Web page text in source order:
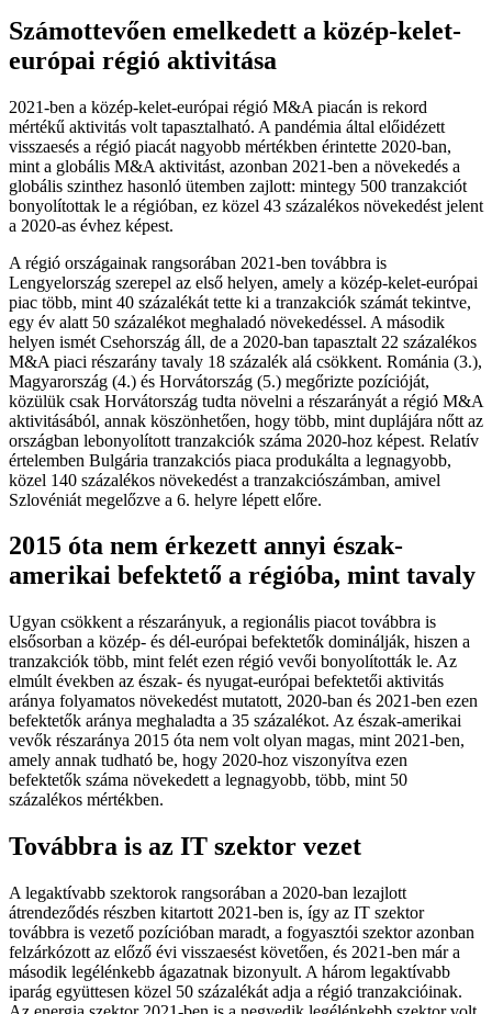
Számottevően emelkedett a közép-kelet-
európai régió aktivitása
2021-ben a közép-kelet-európai régió M&A piacán is rekord
mértékű aktivitás volt tapasztalható. A pandémia által előidézett
visszaesés a régió piacát nagyobb mértékben érintette 2020-ban,
mint a globális M&A aktivitást, azonban 2021-ben a növekedés a
globális szinthez hasonló ütemben zajlott: mintegy 500 tranzakciót
bonyolítottak le a régióban, ez közel 43 százalékos növekedést jelent
a 2020-as évhez képest.
A régió országainak rangsorában 2021-ben továbbra is
Lengyelország szerepel az első helyen, amely a közép-kelet-európai
piac több, mint 40 százalékát tette ki a tranzakciók számát tekintve,
egy év alatt 50 százalékot meghaladó növekedéssel. A második
helyen ismét Csehország áll, de a 2020-ban tapasztalt 22 százalékos
M&A piaci részarány tavaly 18 százalék alá csökkent. Románia (3.),
Magyarország (4.) és Horvátország (5.) megőrizte pozícióját,
közülük csak Horvátország tudta növelni a részarányát a régió M&A
aktivitásából, annak köszönhetően, hogy több, mint duplájára nőtt az
országban lebonyolított tranzakciók száma 2020-hoz képest. Relatív
értelemben Bulgária tranzakciós piaca produkálta a legnagyobb,
közel 140 százalékos növekedést a tranzakciószámban, amivel
Szlovéniát megelőzve a 6. helyre lépett előre.
2015 óta nem érkezett annyi észak-
amerikai befektető a régióba, mint tavaly
Ugyan csökkent a részarányuk, a regionális piacot továbbra is
elsősorban a közép- és dél-európai befektetők dominálják, hiszen a
tranzakciók több, mint felét ezen régió vevői bonyolították le. Az
elmúlt években az észak- és nyugat-európai befektetői aktivitás
aránya folyamatos növekedést mutatott, 2020-ban és 2021-ben ezen
befektetők aránya meghaladta a 35 százalékot. Az észak-amerikai
vevők részaránya 2015 óta nem volt olyan magas, mint 2021-ben,
amely annak tudható be, hogy 2020-hoz viszonyítva ezen
befektetők száma növekedett a legnagyobb, több, mint 50
százalékos mértékben.
Továbbra is az IT szektor vezet
A legaktívabb szektorok rangsorában a 2020-ban lezajlott
átrendeződés részben kitartott 2021-ben is, így az IT szektor
továbbra is vezető pozícióban maradt, a fogyasztói szektor azonban
felzárkózott az előző évi visszaesést követően, és 2021-ben már a
második legélénkebb ágazatnak bizonyult. A három legaktívabb
iparág együttesen közel 50 százalékát adja a régió tranzakcióinak.